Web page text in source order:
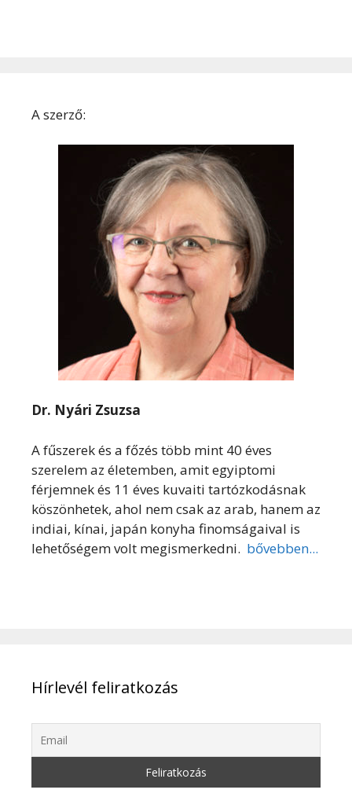
A szerző:
Dr. Nyári Zsuzsa
A fűszerek és a főzés több mint 40 éves
szerelem az életemben, amit egyiptomi
férjemnek és 11 éves kuvaiti tartózkodásnak
köszönhetek, ahol nem csak az arab, hanem az
indiai, kínai, japán konyha finomságaival is
lehetőségem volt megismerkedni. bővebben...
Hírlevél feliratkozás